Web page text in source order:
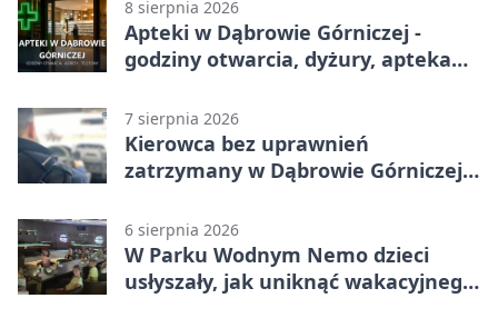
8 sierpnia 2026
Apteki w Dąbrowie Górniczej -
godziny otwarcia, dyżury, apteka
7 sierpnia 2026
Kierowca bez uprawnień
zatrzymany w Dąbrowie Górniczej.
6 sierpnia 2026
W Parku Wodnym Nemo dzieci
usłyszały, jak uniknąć wakacyjnego